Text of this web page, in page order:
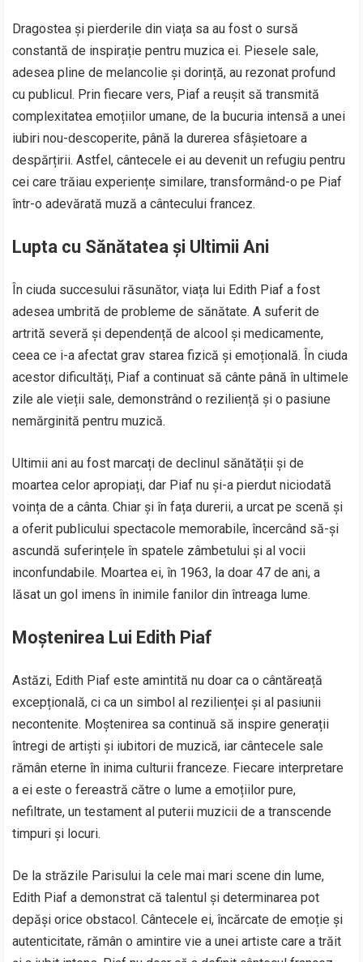
Dragostea și pierderile din viața sa au fost o sursă
constantă de inspirație pentru muzica ei. Piesele sale,
adesea pline de melancolie și dorință, au rezonat profund
cu publicul. Prin fiecare vers, Piaf a reușit să transmită
complexitatea emoțiilor umane, de la bucuria intensă a unei
iubiri nou-descoperite, până la durerea sfâșietoare a
despărțirii. Astfel, cântecele ei au devenit un refugiu pentru
cei care trăiau experiențe similare, transformând-o pe Piaf
într-o adevărată muză a cântecului francez.
Lupta cu Sănătatea și Ultimii Ani
În ciuda succesului răsunător, viața lui Edith Piaf a fost
adesea umbrită de probleme de sănătate. A suferit de
artrită severă și dependență de alcool și medicamente,
ceea ce i-a afectat grav starea fizică și emoțională. În ciuda
acestor dificultăți, Piaf a continuat să cânte până în ultimele
zile ale vieții sale, demonstrând o reziliență și o pasiune
nemărginită pentru muzică.
Ultimii ani au fost marcați de declinul sănătății și de
moartea celor apropiați, dar Piaf nu și-a pierdut niciodată
voința de a cânta. Chiar și în fața durerii, a urcat pe scenă și
a oferit publicului spectacole memorabile, încercând să-și
ascundă suferințele în spatele zâmbetului și al vocii
inconfundabile. Moartea ei, în 1963, la doar 47 de ani, a
lăsat un gol imens în inimile fanilor din întreaga lume.
Moștenirea Lui Edith Piaf
Astăzi, Edith Piaf este amintită nu doar ca o cântăreață
excepțională, ci ca un simbol al rezilienței și al pasiunii
necontenite. Moștenirea sa continuă să inspire generații
întregi de artiști și iubitori de muzică, iar cântecele sale
rămân eterne în inima culturii franceze. Fiecare interpretare
a ei este o fereastră către o lume a emoțiilor pure,
nefiltrate, un testament al puterii muzicii de a transcende
timpuri și locuri.
De la străzile Parisului la cele mai mari scene din lume,
Edith Piaf a demonstrat că talentul și determinarea pot
depăși orice obstacol. Cântecele ei, încărcate de emoție și
autenticitate, rămân o amintire vie a unei artiste care a trăit